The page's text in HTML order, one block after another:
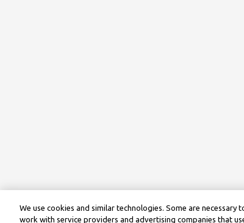
We use cookies and similar technologies. Some are necessary
work with service providers and advertising companies that